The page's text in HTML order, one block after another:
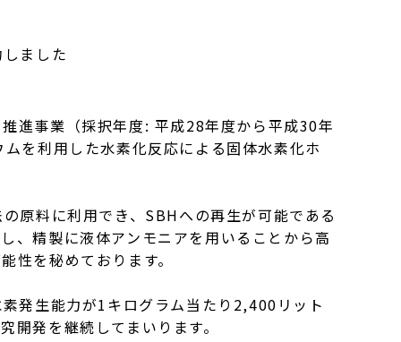
ました
事業（採択年度: 平成28年度から平成30年
を利用した水素化反応による固体水素化ホ
原料に利用でき、SBHへの再生が可能である
、精製に液体アンモニアを用いることから高
性を秘めております。
発生能力が1キログラム当たり2,400リット
発を継続してまいります。